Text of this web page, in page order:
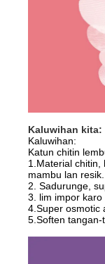
Kaluwihan kita:
Kaluwihan:
Katun chitin
1.Material chitin,
mambu lan resik.
2. Sadurunge,
3. lim impor karo
4.Super osmotic
5.Soften tangan-